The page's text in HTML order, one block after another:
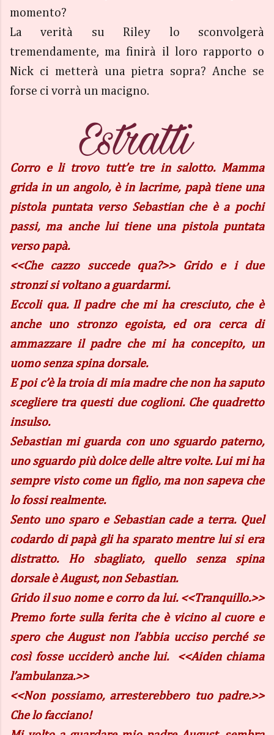
momento?
La verità su Riley lo sconvolgerà
tremendamente, ma finirà il loro rapporto o
Nick ci metterà una pietra sopra? Anche se
forse ci vorrà un macigno.
Corro e li trovo tutt’e tre in salotto. Mamma
grida in un angolo, è in lacrime, papà tiene una
pistola puntata verso Sebastian che è a pochi
passi, ma anche lui tiene una pistola puntata
verso papà.
<<Che cazzo succede qua?>> Grido e i due
stronzi si voltano a guardarmi.
Eccoli qua. Il padre che mi ha cresciuto, che è
anche uno stronzo egoista, ed ora cerca di
ammazzare il padre che mi ha concepito, un
uomo senza spina dorsale.
E poi c’è la troia di mia madre che non ha saputo
scegliere tra questi due coglioni. Che quadretto
insulso.
Sebastian mi guarda con uno sguardo paterno,
uno sguardo più dolce delle altre volte. Lui mi ha
sempre visto come un figlio, ma non sapeva che
lo fossi realmente.
Sento uno sparo e Sebastian cade a terra. Quel
codardo di papà gli ha sparato mentre lui si era
distratto. Ho sbagliato, quello senza spina
dorsale è August, non Sebastian.
Grido il suo nome e corro da lui. <<Tranquillo.>>
Premo forte sulla ferita che è vicino al cuore e
spero che August non l’abbia ucciso perché se
così fosse ucciderò anche lui. <<Aiden chiama
l’ambulanza.>>
<<Non possiamo, arresterebbero tuo padre.>>
Che lo facciano!